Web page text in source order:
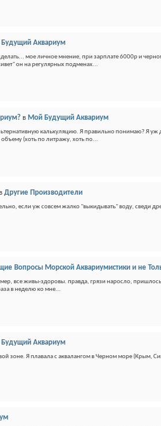
Аквариум
мое личное мнение, при зарплате 6000р и
он на регулярных подменах...
в Мой Будущий Аквариум
калькуляцию. Я правильно понимаю? Я уж
(хоть по литражу, хоть по...
в Другие Производители
если уж совсем жалко "выкидывать" воду, сведи
Вопросы Морской Аквариумистики и не
все живы-здоровы. правда, грязи наросло,
в неделю ко мне...
Аквариум
зоне. Я плавала с аквалангом в Черном море (Крым,